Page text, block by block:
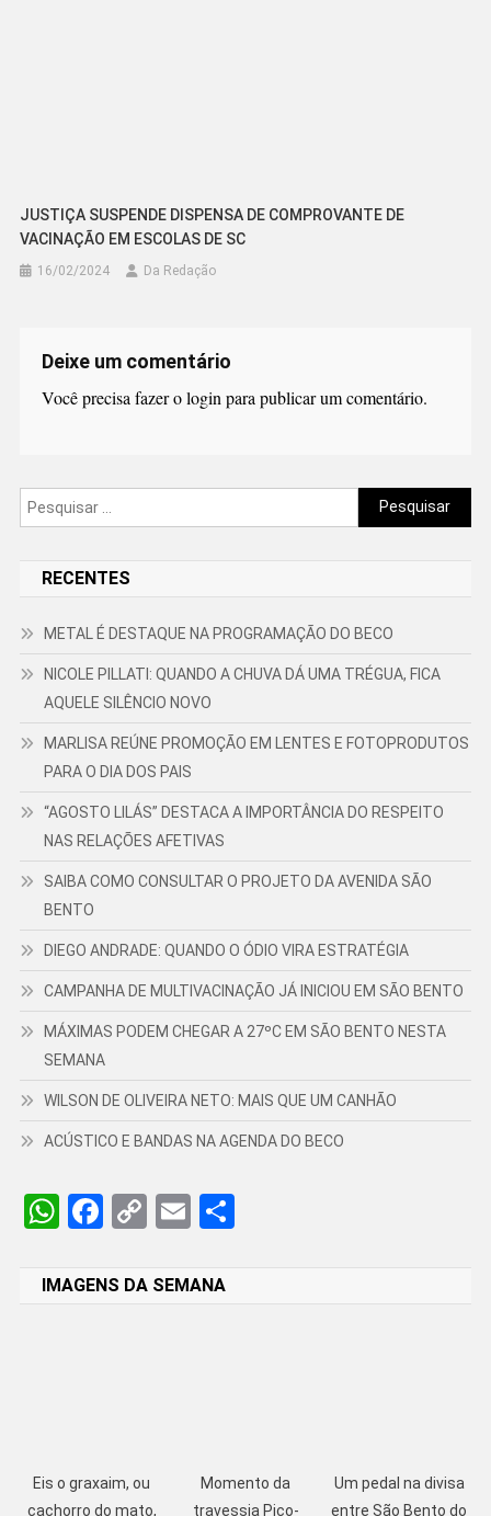
JUSTIÇA SUSPENDE DISPENSA DE COMPROVANTE DE
VACINAÇÃO EM ESCOLAS DE SC
16/02/2024 Da Redação
Deixe um comentário
Você precisa fazer ologin para publicar um comentário.
Pesquisar
por:
RECENTES
METAL É DESTAQUE NA PROGRAMAÇÃO DO BECO
NICOLE PILLATI: QUANDO A CHUVA DÁ UMA TRÉGUA, FICA
AQUELE SILÊNCIO NOVO
MARLISA REÚNE PROMOÇÃO EM LENTES E FOTOPRODUTOS
PARA O DIA DOS PAIS
“AGOSTO LILÁS” DESTACA A IMPORTÂNCIA DO RESPEITO
NAS RELAÇÕES AFETIVAS
SAIBA COMO CONSULTAR O PROJETO DA AVENIDA SÃO
BENTO
DIEGO ANDRADE: QUANDO O ÓDIO VIRA ESTRATÉGIA
CAMPANHA DE MULTIVACINAÇÃO JÁ INICIOU EM SÃO BENTO
MÁXIMAS PODEM CHEGAR A 27ºC EM SÃO BENTO NESTA
SEMANA
WILSON DE OLIVEIRA NETO: MAIS QUE UM CANHÃO
ACÚSTICO E BANDAS NA AGENDA DO BECO
WhatsApp
Facebook
CopyEmailShare
IMAGENS DA SEMANA
Eis o graxaim, ou
cachorro do mato,
Momento da
travessia Pico-
Um pedal na divisa
entre São Bento do